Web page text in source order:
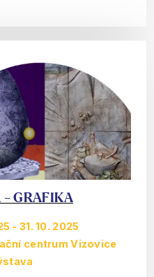
- GRAFIKA
-31. 10. 2025
centrum Vizovice